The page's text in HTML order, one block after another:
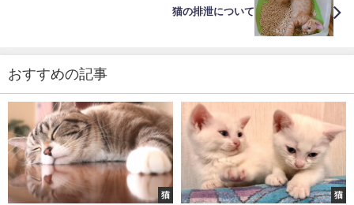
猫の排泄について
おすすめの記事
猫 猫